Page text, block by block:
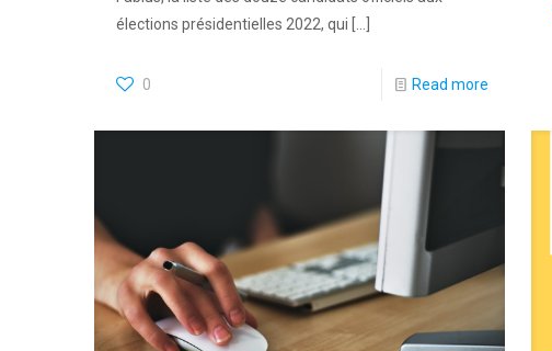
élections présidentielles 2022, qui
0 Read more